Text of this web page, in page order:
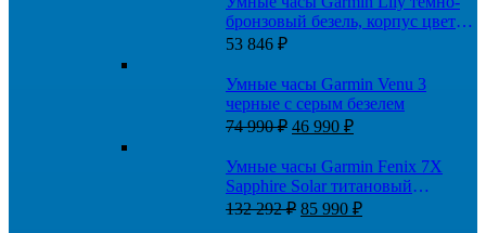
бронзовый безель, корпус цвета
Paloma и итальянский кожаный
53 846 ₽
Умные часы Garmin Venu 3
черные с серым безелем
74 990₽ Первоначальная
составляла
74
990 ₽.
46 990 ₽Текущая
46
990 ₽.
Умные часы Garmin Fenix 7X
Sapphire Solar титановый
угольно-серый DLC с
132 292₽ Первоначальная
85 990 ₽Текущая